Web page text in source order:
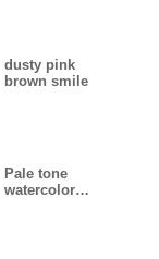
dusty pink
brown smile
Pale tone
watercolor